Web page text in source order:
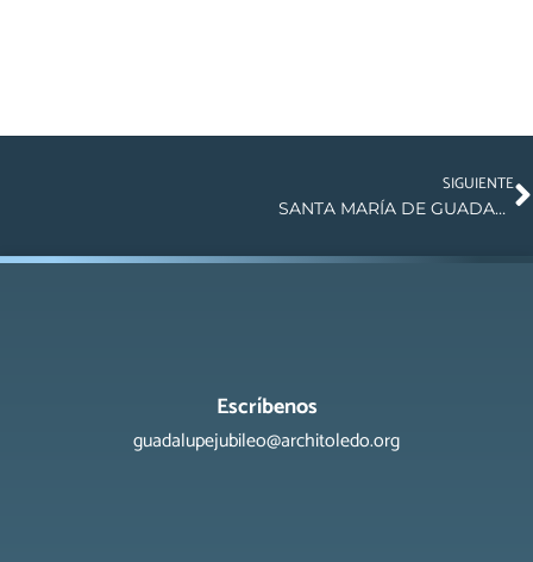
SIGUIENTE
SANTA MARÍA DE GUADALUPE EN LA CATEDRAL PRIMADA DE TOLEDO
Escríbenos
guadalupejubileo@architoledo.org